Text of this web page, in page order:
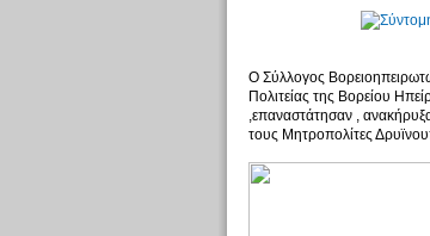
O Σύλλογος
Πολιτείας της Βορείου
,επαναστάτησαν ,
τους Μητροπολίτες